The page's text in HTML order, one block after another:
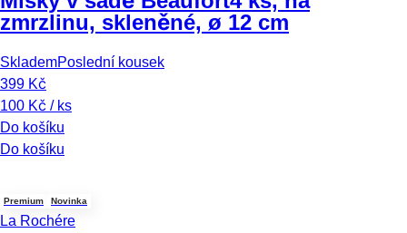
zmrzlinu, skleněné, ø 12 cm
SklademPoslední kousek
399 Kč
100 Kč / ks
Do košíku
Do košíku
Premium Novinka
La Rochére